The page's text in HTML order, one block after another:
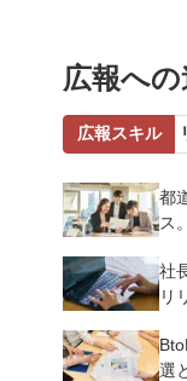
広報への
広報スキル
都
ス
社
リ
選